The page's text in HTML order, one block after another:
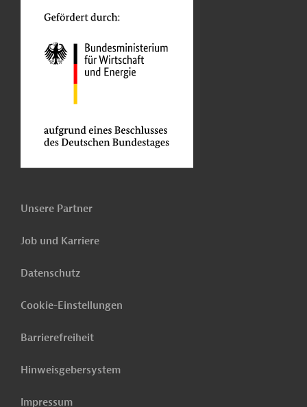
Unsere Partner
Job und Karriere
Datenschutz
Cookie-Einstellungen
Barrierefreiheit
Hinweisgebersystem
Impressum